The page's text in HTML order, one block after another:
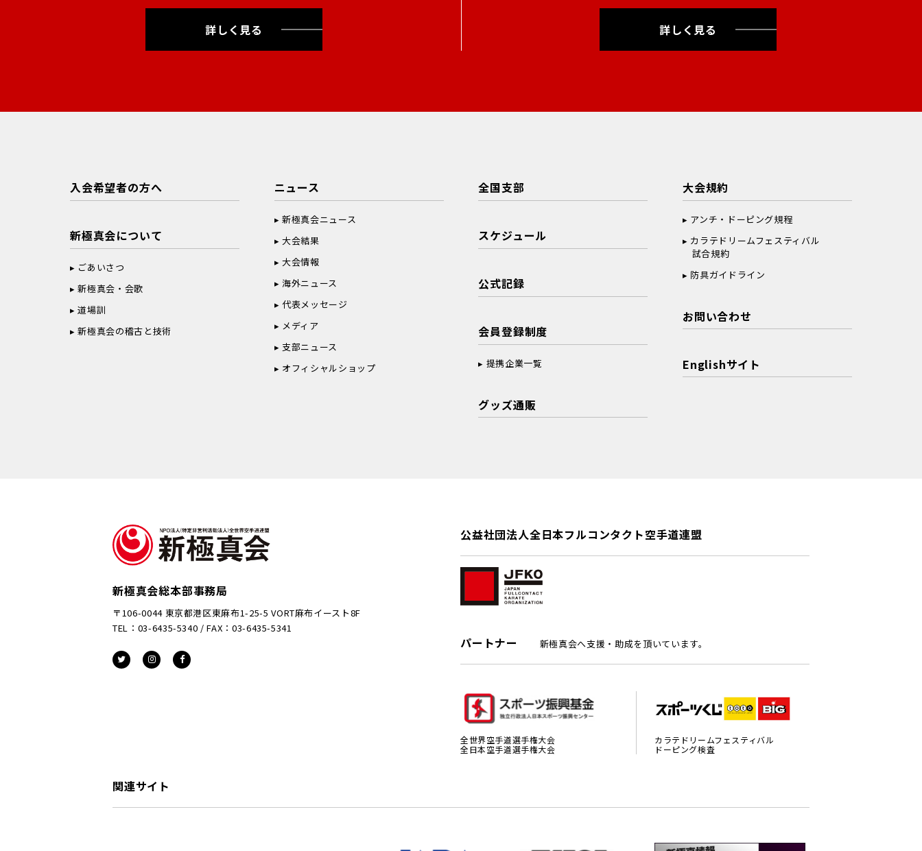
詳しく見る 詳しく見る
入会希望者の方へ
新極真会について
ごあいさつ
新極真会・会歌
道場訓
新極真会の稽古と技術
ニュース
新極真会ニュース
大会結果
大会情報
海外ニュース
代表メッセージ
メディア
支部ニュース
オフィシャルショップ
全国支部
スケジュール
公式記録
会員登録制度
提携企業一覧
グッズ通販
大会規約
アンチ・ドーピング規程
カラテドリームフェスティバル
試合規約
防具ガイドライン
お問い合わせ
Englishサイト
新極真会総本部事務局
〒106-0044 東京都港区東麻布1-25-5 VORT麻布イースト8F
TEL：03-6435-5340 / FAX：03-6435-5341
公益社団法人全日本フルコンタクト空手道連盟
パートナー 新極真会へ支援・助成を頂いています。
全世界空手道選手権大会
全日本空手道選手権大会
カラテドリームフェスティバル
ドーピング検査
関連サイト